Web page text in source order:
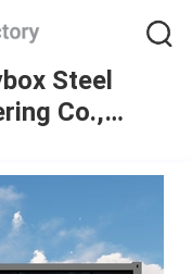
Steel
Co.,